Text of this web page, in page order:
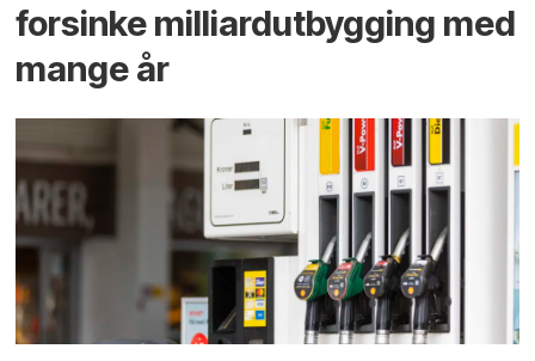
forsinke milliard­utbygging med
mange år